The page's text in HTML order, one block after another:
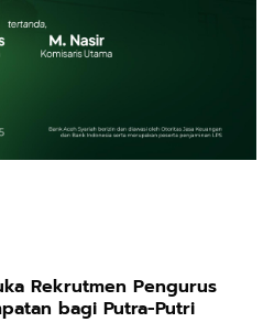
Rekrutmen Pengurus
bagi Putra-Putri